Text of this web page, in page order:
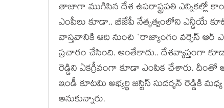
తాజాగా ముగిసిన దేశ ఉప‌రాష్ట్ర‌ప‌తి ఎన్నిక‌ల్లో
ఎంపీలు కూడా.. బీజేపీ నేతృత్వంలోని ఎన్డీయే
వాస్త‌వానికి ఆది నుంచి `రాజ్యాంగం వ‌ర్సెస్ ఆర్
ప్ర‌చారం చేసింది. అంతేకాదు.. దేశ‌వ్యాప్తంగా
రెడ్డిని ఏక‌గ్రీవంగా కూడా ఎంపిక చేశారు. దీంతో
ఇండీ కూట‌మి అభ్య‌ర్థి జ‌స్టిస్ సుద‌ర్శ‌న్
అనుకున్నారు.